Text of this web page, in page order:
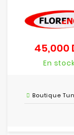
45,000
En
Boutique